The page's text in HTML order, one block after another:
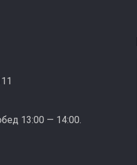
13:00 — 14:00.